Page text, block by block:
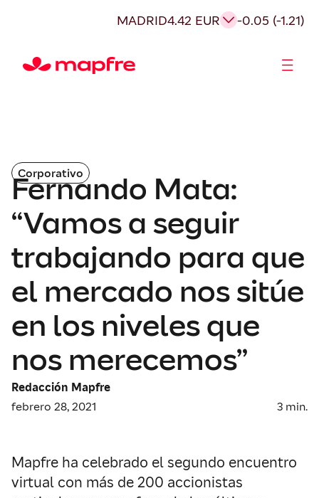
MADRID4.42 EUR -0.05 (-1.21)
Corporativo
Fernando Mata:
“Vamos a seguir
trabajando para que
el mercado nos sitúe
en los niveles que
nos merecemos”
Redacción Mapfre
febrero 28, 2021
3 min.
Mapfre ha celebrado el segundo encuentro
virtual con más de 200 accionistas